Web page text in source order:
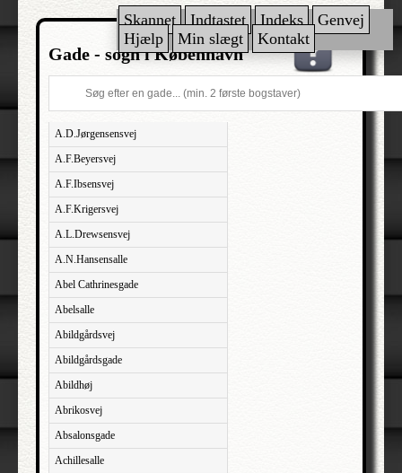
Skannet Indtastet Indeks
Genvej
Hjælp
Min slægt Kontakt
Gade - sogn i København
A.D.Jørgensensvej
A.F.Beyersvej
A.F.Ibsensvej
A.F.Krigersvej
A.L.Drewsensvej
A.N.Hansensalle
Abel Cathrinesgade
Abelsalle
Abildgårdsvej
Abildgårdsgade
Abildhøj
Abrikosvej
Absalonsgade
Achillesalle